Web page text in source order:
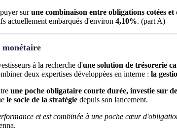
surune combinaison entre obligations cotées et
actuellement embarqués d'environ 4,10%. (part A)
monétaire
à la recherche d'une solution de trésorerie
deux expertises développées en interne : la
une poche obligataire courte durée, investie sur
le socle de la stratégie depuis son lancement.
et est combinée à une poche cœur